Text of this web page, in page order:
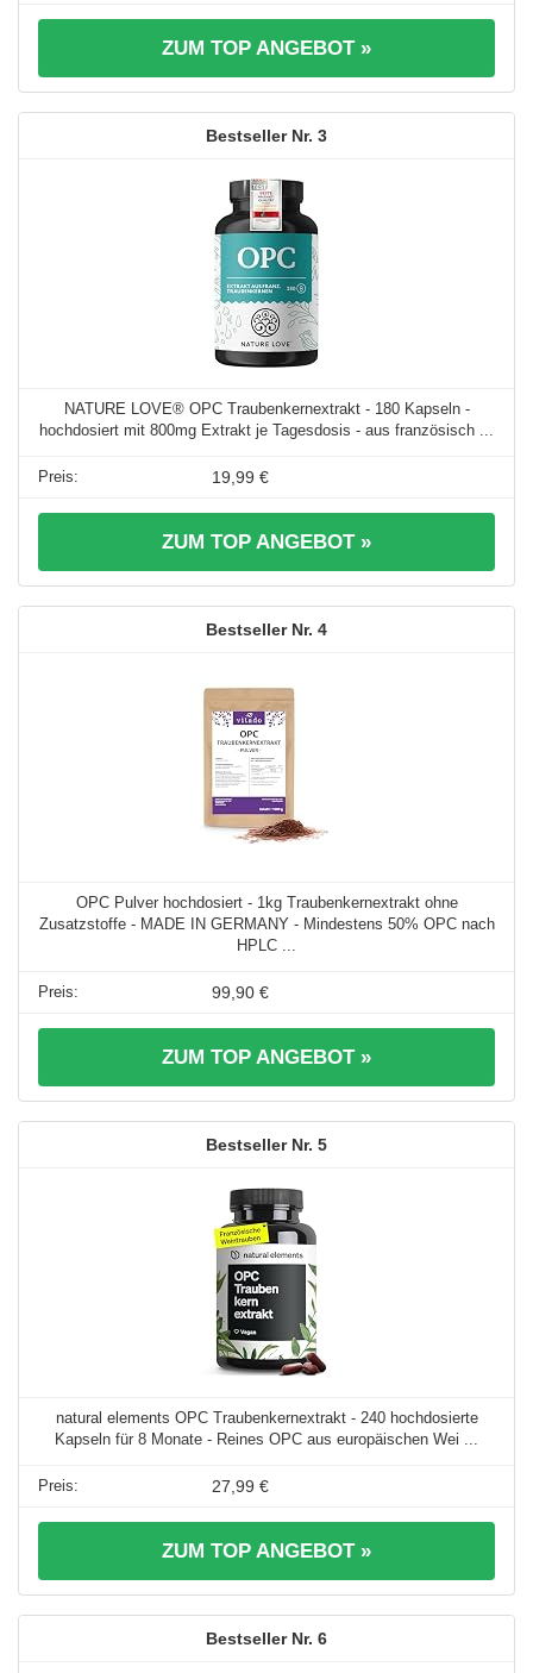
ZUM TOP ANGEBOT »
3
NATURE LOVE® OPC Traubenkernextrakt - 180 Kapseln -
hochdosiert mit 800mg Extrakt je Tagesdosis - aus französisch ...
19,99 €
ZUM TOP ANGEBOT »
4
OPC Pulver hochdosiert - 1kg Traubenkernextrakt ohne
Zusatzstoffe - MADE IN GERMANY - Mindestens 50% OPC nach
HPLC ...
99,90 €
ZUM TOP ANGEBOT »
5
natural elements OPC Traubenkernextrakt - 240 hochdosierte
Kapseln für 8 Monate - Reines OPC aus europäischen Wei ...
27,99 €
ZUM TOP ANGEBOT »
6